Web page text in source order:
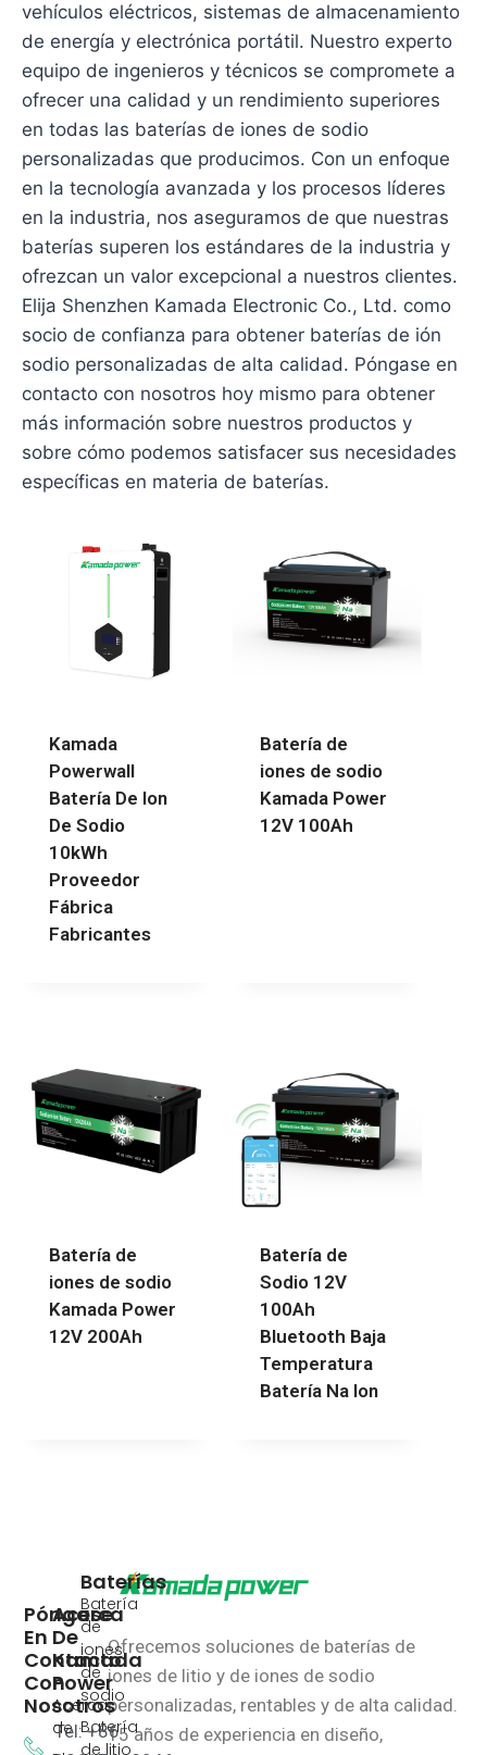
vehículos eléctricos, sistemas de almacenamiento
de energía y electrónica portátil. Nuestro experto
equipo de ingenieros y técnicos se compromete a
ofrecer una calidad y un rendimiento superiores
en todas las baterías de iones de sodio
personalizadas que producimos. Con un enfoque
en la tecnología avanzada y los procesos líderes
en la industria, nos aseguramos de que nuestras
baterías superen los estándares de la industria y
ofrezcan un valor excepcional a nuestros clientes.
Elija Shenzhen Kamada Electronic Co., Ltd. como
socio de confianza para obtener baterías de ión
sodio personalizadas de alta calidad. Póngase en
contacto con nosotros hoy mismo para obtener
más información sobre nuestros productos y
sobre cómo podemos satisfacer sus necesidades
específicas en materia de baterías.
Kamada
Powerwall
Batería De Ion
De Sodio
10kWh
Proveedor
Fábrica
Fabricantes
Batería de
iones de sodio
Kamada Power
12V 100Ah
Batería de
iones de sodio
Kamada Power
12V 200Ah
Batería de
Sodio 12V
100Ah
Bluetooth Baja
Temperatura
Batería Na Ion
Ofrecemos soluciones de baterías de
iones de litio y de iones de sodio
personalizadas, rentables y de alta calidad.
15 años de experiencia en diseño,
Baterías
Batería
de
iones
de
sodio
Batería
de litio
Acerca
De
Kamada
Power
Acerca
de
Póngase
En
Contacto
Con
Nosotros
Tel: +86